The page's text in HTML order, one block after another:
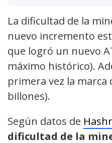
La dificultad de la
nuevo incremento
que logró un nuevo
máximo histórico).
primera vez la marca
billones).
Según datos de
dificultad de la